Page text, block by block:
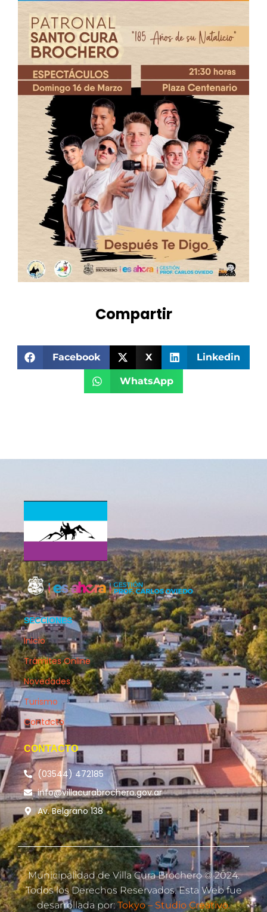
Compartir
Facebook X Linkedin
WhatsApp
SECCIONES
Inicio
Trámites Online
Novedades
Turismo
Contacto
CONTACTO
(03544) 472185
info@villacurabrochero.gov.ar
Av. Belgrano 138
Municipalidad de Villa Cura Brochero © 2024.
Todos los Derechos Reservados. Esta Web fue
desarrollada por: Tokyo – Studio Creativo.